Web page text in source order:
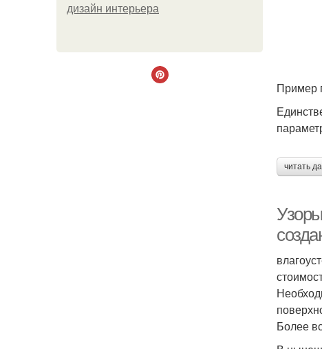
дизайн интерьера
Пример
читать
Более